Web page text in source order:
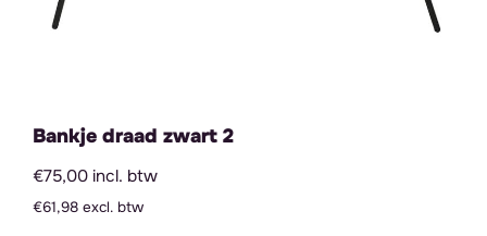
Bankje draad zwart 2
€75,00 incl. btw
€61,98 excl. btw